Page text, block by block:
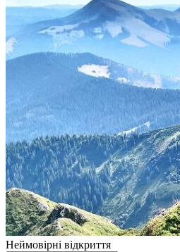
Неймовірні відкриття